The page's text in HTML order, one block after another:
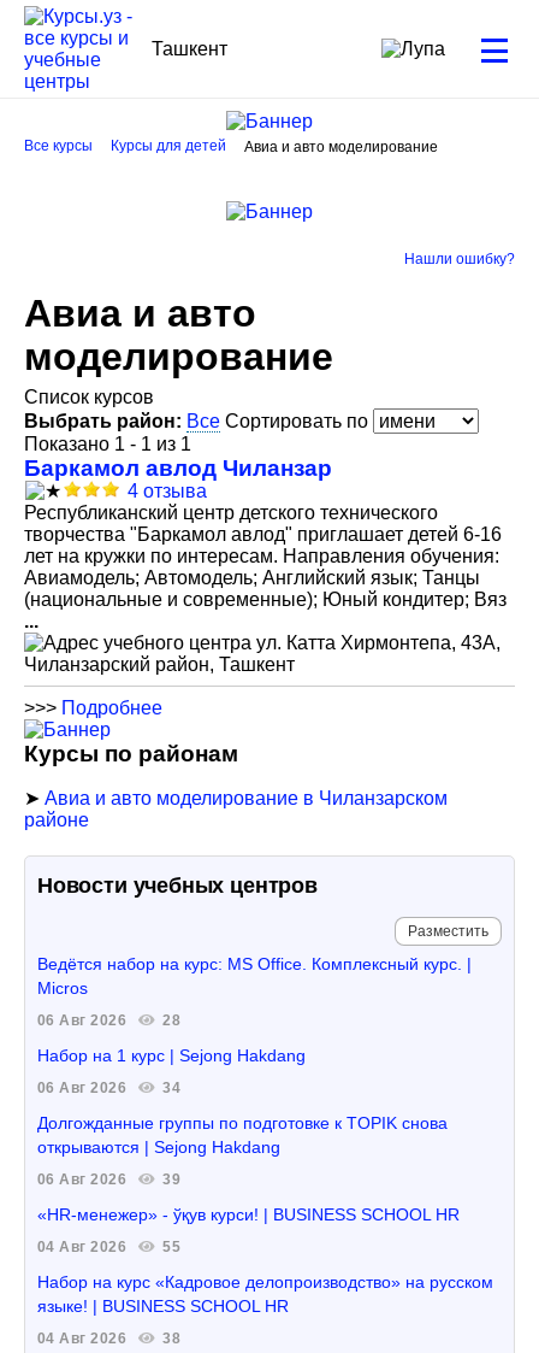
Ташкент
Все курсы Курсы для детей Авиа и авто моделирование
Нашли ошибку?
Авиа и авто
моделирование
Список курсов
Выбрать район: Все Сортировать по
Показано 1 - 1 из 1
Баркамол авлод Чиланзар
4 отзыва
Республиканский центр детского технического
творчества "Баркамол авлод" приглашает детей 6-16
лет на кружки по интересам. Направления обучения:
Авиамодель; Автомодель; Английский язык; Танцы
(национальные и современные); Юный кондитер; Вяз
...
ул. Катта Хирмонтепа, 43А,
Чиланзарский район, Ташкент
>>> Подробнее
Курсы по районам
➤ Авиа и авто моделирование в Чиланзарском
районе
Новости учебных центров
Разместить
Ведётся набор на курс: MS Office. Комплексный курс. |
Micros
06 Авг 2026 28
Набор на 1 курс | Sejong Hakdang
06 Авг 2026 34
Долгожданные группы по подготовке к TOPIK снова
открываются | Sejong Hakdang
06 Авг 2026 39
«HR-менежер» - ўқув курси! | BUSINESS SCHOOL HR
04 Авг 2026 55
Набор на курс «Кадровое делопроизводство» на русском
языке! | BUSINESS SCHOOL HR
04 Авг 2026 38